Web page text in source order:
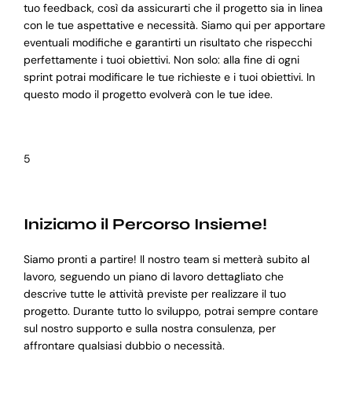
tuo feedback, così da assicurarti che il progetto sia in linea
con le tue aspettative e necessità. Siamo qui per apportare
eventuali modifiche e garantirti un risultato che rispecchi
perfettamente i tuoi obiettivi. Non solo: alla fine di ogni
sprint potrai modificare le tue richieste e i tuoi obiettivi. In
questo modo il progetto evolverà con le tue idee.
5
Iniziamo il Percorso Insieme!
Siamo pronti a partire! Il nostro team si metterà subito al
lavoro, seguendo un piano di lavoro dettagliato che
descrive tutte le attività previste per realizzare il tuo
progetto. Durante tutto lo sviluppo, potrai sempre contare
sul nostro supporto e sulla nostra consulenza, per
affrontare qualsiasi dubbio o necessità.